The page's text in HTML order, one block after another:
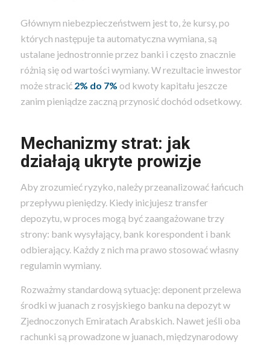
Głównym niebezpieczeństwem jest to, że kursy, po
których następuje ta automatyczna wymiana, są
ustalane jednostronnie przez banki i często znacznie
różnią się od wartości wymiany. W rezultacie inwestor
może stracić 2% do 7% od kwoty kapitału jeszcze
zanim pieniądze zaczną przynosić dochód odsetkowy.
Mechanizmy strat: jak
działają ukryte prowizje
Aby zrozumieć ryzyko, należy przeanalizować łańcuch
przepływu pieniędzy. Kiedy inicjujesz transfer
depozytu, w proces mogą być zaangażowane trzy
strony: bank wysyłający, bank korespondent i bank
odbierający. Każdy z nich ma prawo stosować własny
regulamin wymiany.
Rozważmy standardową sytuację: deponent przelewa
środki w juanach z rosyjskiego banku na depozyt w
Zjednoczonych Emiratach Arabskich. Nawet jeśli oba
rachunki są prowadzone w juanach, międzynarodowy